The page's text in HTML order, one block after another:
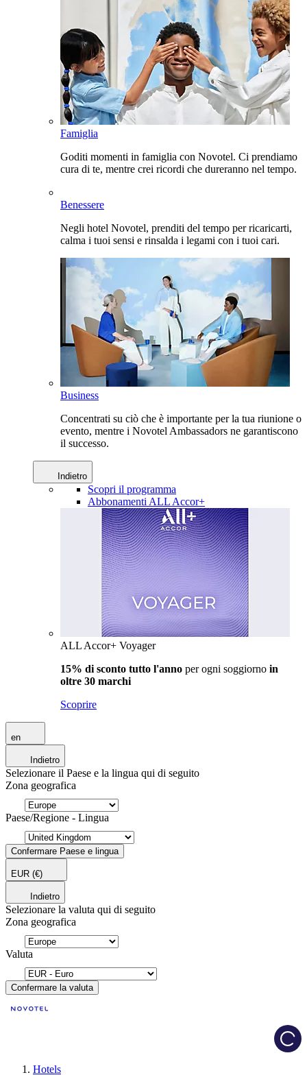
Famiglia
Goditi momenti in famiglia con Novotel. Ci prendiamo
cura di te, mentre crei ricordi che dureranno nel tempo.
Benessere
Negli hotel Novotel, prenditi del tempo per ricaricarti,
calma i tuoi sensi e rinsalda i legami con i tuoi cari.
Business
Concentrati su ciò che è importante per la tua riunione o
evento, mentre i Novotel Ambassadors ne garantiscono
il successo.
Indietro
Scopri il programma
Abbonamenti ALL Accor+
ALL Accor+ Voyager
15% di sconto tutto l'anno per ogni soggiorno in
oltre 30 marchi
Scoprire
en
Indietro
Selezionare il Paese e la lingua qui di seguito
Zona geografica
Paese/Regione - Lingua
Confermare Paese e lingua
EUR (€)
Indietro
Selezionare la valuta qui di seguito
Zona geografica
Valuta
Confermare la valuta
Hotels